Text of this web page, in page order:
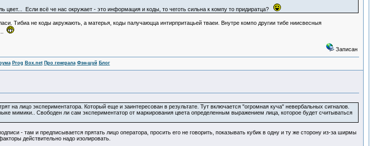
цвет... Если всё че нас окружает - это информация и коды, то чеготь сильна к компу то придиратца?
Тибиа не коды акружають, а матерья, коды палучаюцца интирпритацьей тваеи. Внутре компо другии тибе ниисвесныя
Записан
Prog Box.net Про генерала Фэн-шуй Блог
на лицо экспериментатора. Который еще и заинтересован в результате. Тут включается "огромная куча" невербальных сигналов.
мимики.. Свободен ли сам экспериментатор от маркирования цвета определенным выражением лица, которое будет считываться
- там и предписывается прятать лицо оператора, просить его не говорить, показывать кубик в одну и ту же сторону из-за ширмы
действительно надо изолировать.